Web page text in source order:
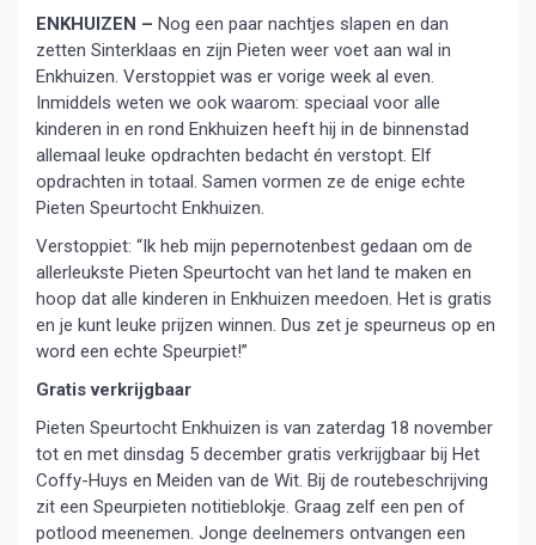
ENKHUIZEN – Nog een paar nachtjes slapen en dan
zetten Sinterklaas en zijn Pieten weer voet aan wal in
Enkhuizen. Verstoppiet was er vorige week al even.
Inmiddels weten we ook waarom: speciaal voor alle
kinderen in en rond Enkhuizen heeft hij in de binnenstad
allemaal leuke opdrachten bedacht én verstopt. Elf
opdrachten in totaal. Samen vormen ze de enige echte
Pieten Speurtocht Enkhuizen.
Verstoppiet: “Ik heb mijn pepernotenbest gedaan om de
allerleukste Pieten Speurtocht van het land te maken en
hoop dat alle kinderen in Enkhuizen meedoen. Het is gratis
en je kunt leuke prijzen winnen. Dus zet je speurneus op en
word een echte Speurpiet!”
Gratis verkrijgbaar
Pieten Speurtocht Enkhuizen is van zaterdag 18 november
tot en met dinsdag 5 december gratis verkrijgbaar bij Het
Coffy-Huys en Meiden van de Wit. Bij de routebeschrijving
zit een Speurpieten notitieblokje. Graag zelf een pen of
potlood meenemen. Jonge deelnemers ontvangen een